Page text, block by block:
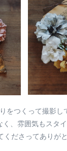
をつくって撮影し
く、雰囲気もスタ
ださってありが